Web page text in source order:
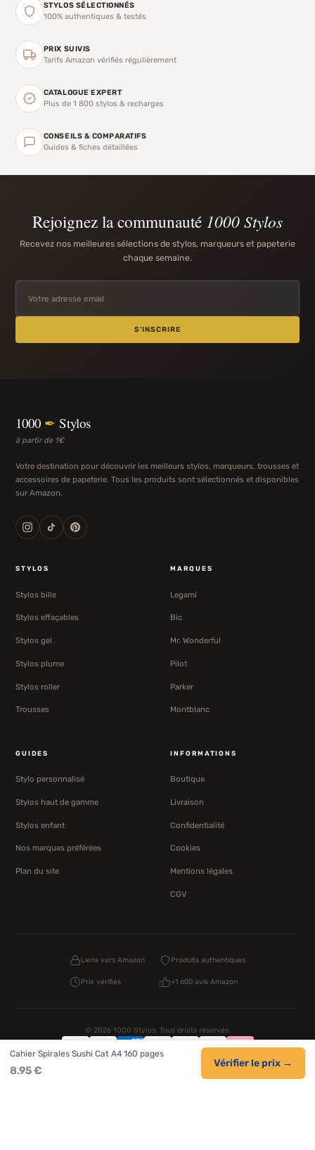
STYLOS SÉLECTIONNÉS
100% authentiques & testés
PRIX SUIVIS
Tarifs Amazon vérifiés régulièrement
CATALOGUE EXPERT
Plus de 1 800 stylos & recharges
CONSEILS & COMPARATIFS
Guides & fiches détaillées
Rejoignez la communauté 1000 Stylos
Recevez nos meilleures sélections de stylos, marqueurs et papeterie
chaque semaine.
S'INSCRIRE
1000 ✒ Stylos
à partir de 1€
Votre destination pour découvrir les meilleurs stylos, marqueurs, trousses et
accessoires de papeterie. Tous les produits sont sélectionnés et disponibles
sur Amazon.
STYLOS
Stylos bille
Stylos effaçables
Stylos gel
Stylos plume
Stylos roller
Trousses
MARQUES
Legami
Bic
Mr. Wonderful
Pilot
Parker
Montblanc
GUIDES
Stylo personnalisé
Stylos haut de gamme
Stylos enfant
Nos marques préférées
Plan du site
INFORMATIONS
Boutique
Livraison
Confidentialité
Cookies
Mentions légales
CGV
Liens vers Amazon Produits authentiques
Prix vérifiés +1 600 avis Amazon
© 2026 1000 Stylos. Tous droits réservés.
Confidentialité Livraison Cookies
Cahier Spirales Sushi Cat A4 160 pages
8.95 €
Vérifier le prix →